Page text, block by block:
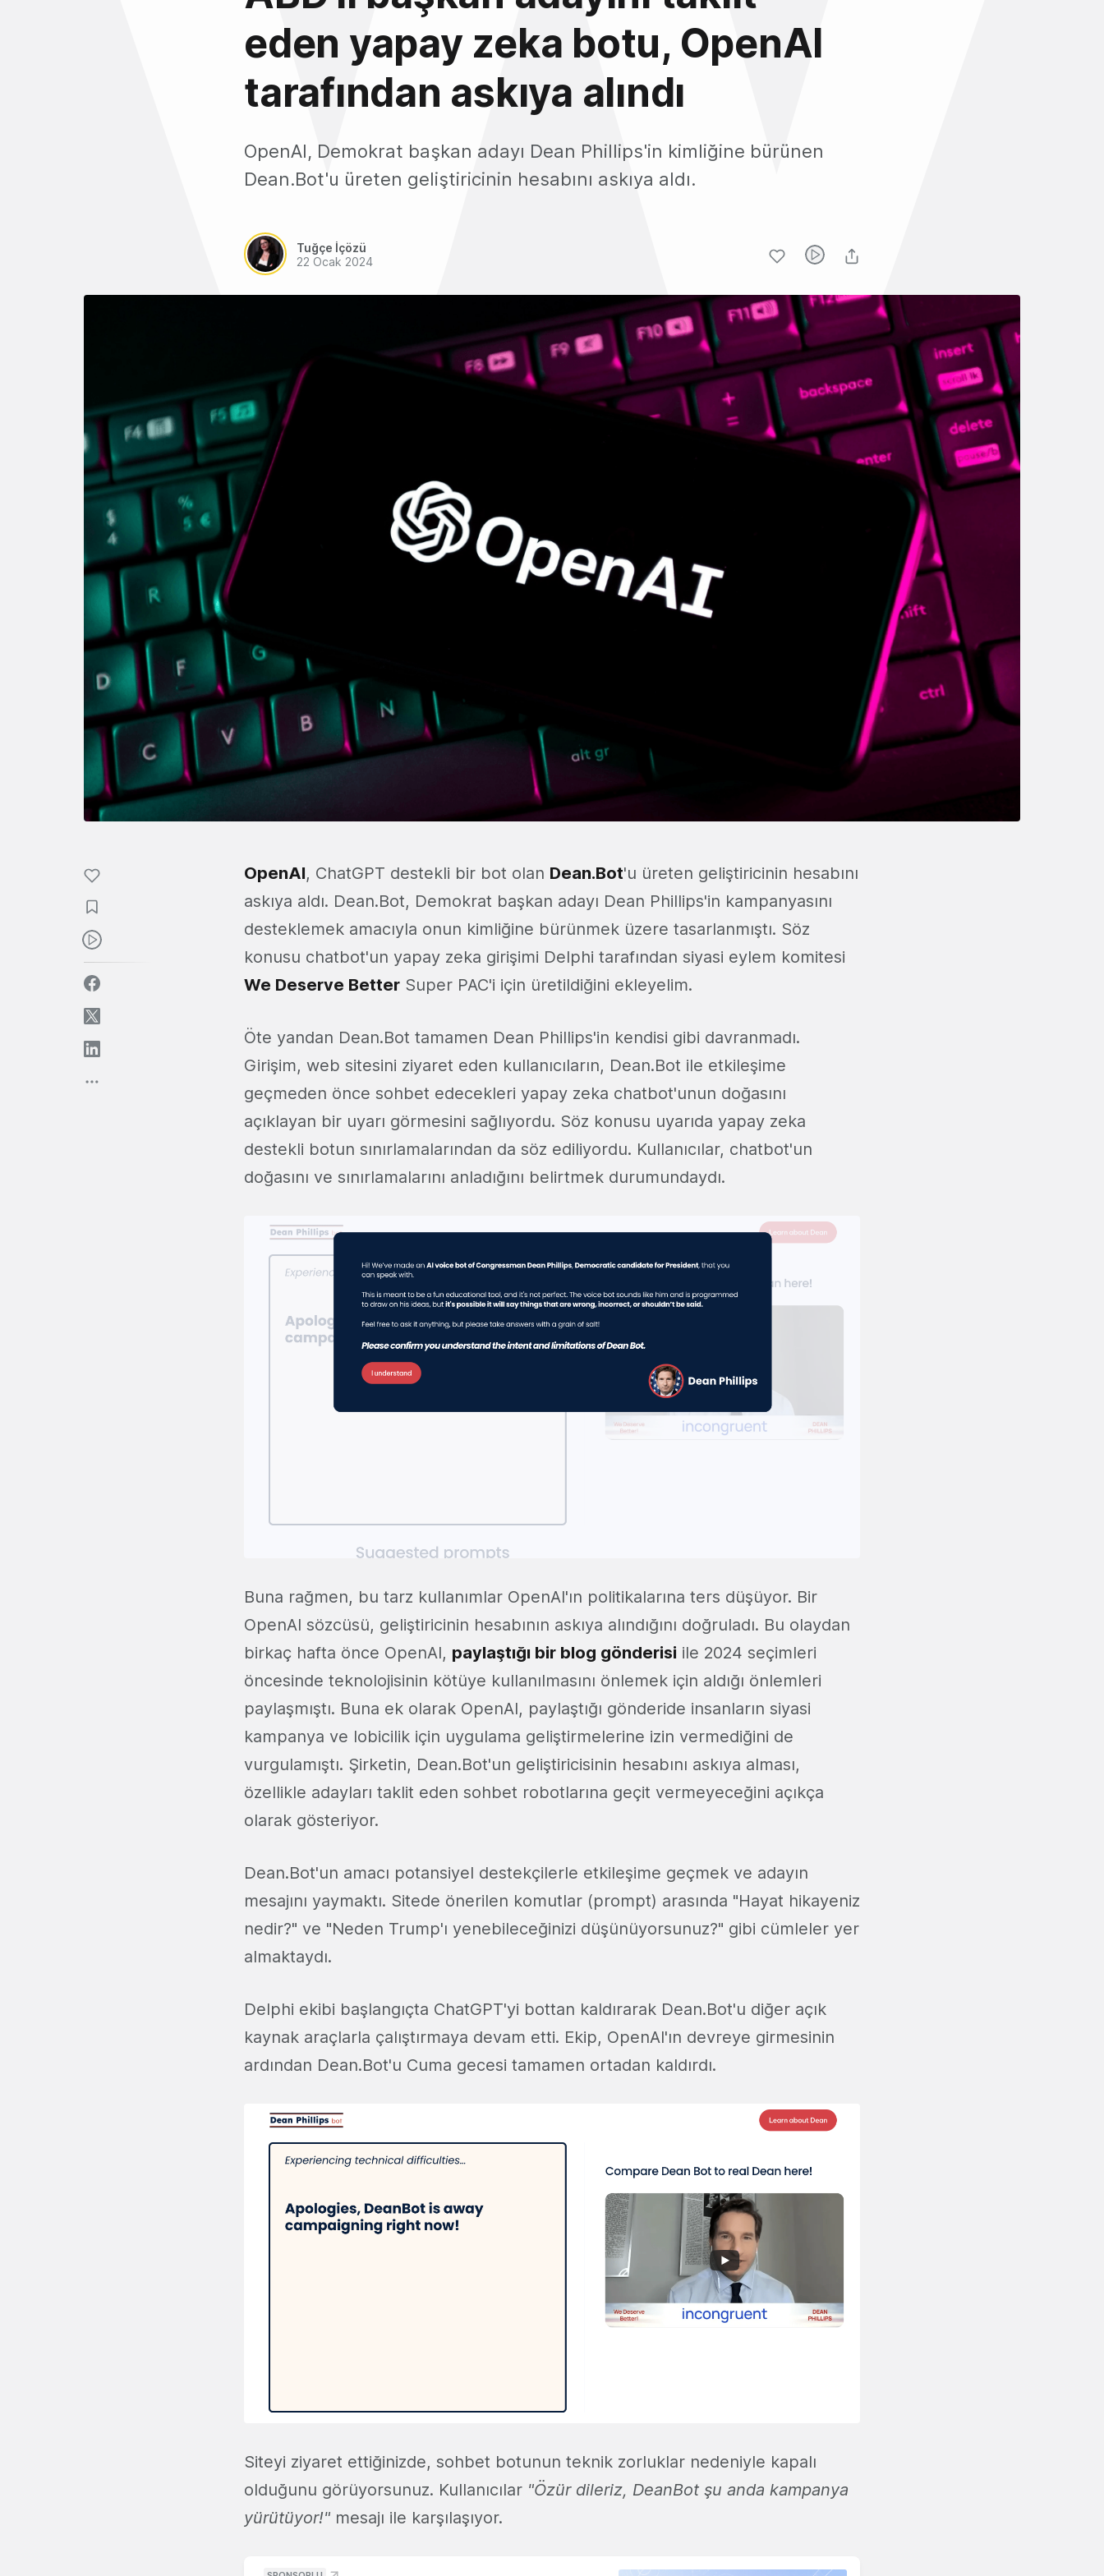
eden yapay zeka botu, OpenAI
tarafından askıya alındı
OpenAI, Demokrat başkan adayı Dean Phillips'in kimliğine bürünen
Dean.Bot'u üreten geliştiricinin hesabını askıya aldı.
Tuğçe İçözü
22 Ocak 2024
OpenAI, ChatGPT destekli bir bot olan Dean.Bot'u üreten geliştiricinin hesabını
askıya aldı. Dean.Bot, Demokrat başkan adayı Dean Phillips'in kampanyasını
desteklemek amacıyla onun kimliğine bürünmek üzere tasarlanmıştı. Söz
konusu chatbot'un yapay zeka girişimi Delphi tarafından siyasi eylem komitesi
We Deserve Better Super PAC'i için üretildiğini ekleyelim.
Öte yandan Dean.Bot tamamen Dean Phillips'in kendisi gibi davranmadı.
Girişim, web sitesini ziyaret eden kullanıcıların, Dean.Bot ile etkileşime
geçmeden önce sohbet edecekleri yapay zeka chatbot'unun doğasını
açıklayan bir uyarı görmesini sağlıyordu. Söz konusu uyarıda yapay zeka
destekli botun sınırlamalarından da söz ediliyordu. Kullanıcılar, chatbot'un
doğasını ve sınırlamalarını anladığını belirtmek durumundaydı.
Buna rağmen, bu tarz kullanımlar OpenAI'ın politikalarına ters düşüyor. Bir
OpenAI sözcüsü, geliştiricinin hesabının askıya alındığını doğruladı. Bu olaydan
birkaç hafta önce OpenAI, paylaştığı bir blog gönderisi ile 2024 seçimleri
öncesinde teknolojisinin kötüye kullanılmasını önlemek için aldığı önlemleri
paylaşmıştı. Buna ek olarak OpenAI, paylaştığı gönderide insanların siyasi
kampanya ve lobicilik için uygulama geliştirmelerine izin vermediğini de
vurgulamıştı. Şirketin, Dean.Bot'un geliştiricisinin hesabını askıya alması,
özellikle adayları taklit eden sohbet robotlarına geçit vermeyeceğini açıkça
olarak gösteriyor.
Dean.Bot'un amacı potansiyel destekçilerle etkileşime geçmek ve adayın
mesajını yaymaktı. Sitede önerilen komutlar (prompt) arasında "Hayat hikayeniz
nedir?" ve "Neden Trump'ı yenebileceğinizi düşünüyorsunuz?" gibi cümleler yer
almaktaydı.
Delphi ekibi başlangıçta ChatGPT'yi bottan kaldırarak Dean.Bot'u diğer açık
kaynak araçlarla çalıştırmaya devam etti. Ekip, OpenAI'ın devreye girmesinin
ardından Dean.Bot'u Cuma gecesi tamamen ortadan kaldırdı.
Siteyi ziyaret ettiğinizde, sohbet botunun teknik zorluklar nedeniyle kapalı
olduğunu görüyorsunuz. Kullanıcılar "Özür dileriz, DeanBot şu anda kampanya
yürütüyor!" mesajı ile karşılaşıyor.